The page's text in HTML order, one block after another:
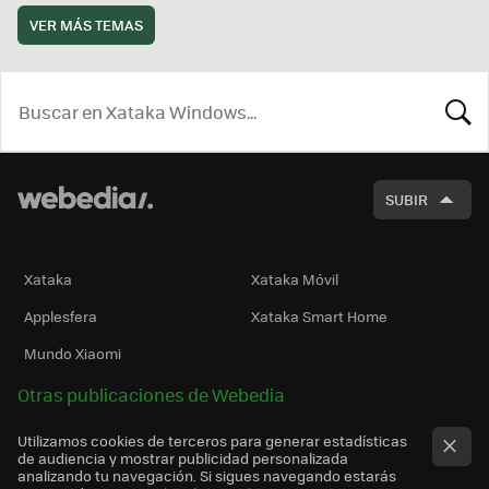
VER MÁS TEMAS
SUBIR
Xataka
Xataka Móvil
Applesfera
Xataka Smart Home
Mundo Xiaomi
Otras publicaciones de Webedia
Utilizamos cookies de terceros para generar estadísticas
de audiencia y mostrar publicidad personalizada
analizando tu navegación. Si sigues navegando estarás